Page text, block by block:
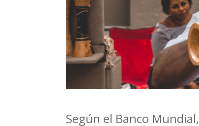
Según el Banco Mundial,